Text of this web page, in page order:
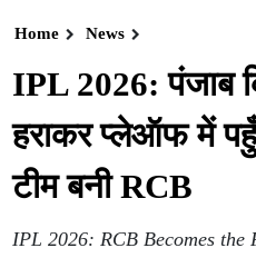
Home News
IPL 2026: पंजाब
हराकर प्लेऑफ में
टीम बनी RCB
IPL 2026: RCB Becomes the